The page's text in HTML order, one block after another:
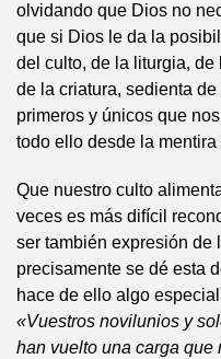
olvidando que Dios no
que si Dios le da la
del culto, de la liturgia, de
de la criatura, sedienta
primeros y únicos que
todo ello desde la mentira
Que nuestro culto
veces es más difícil
ser también expresión de
precisamente se dé esta
hace de ello algo
«Vuestros novilunios y
han vuelto una carga que